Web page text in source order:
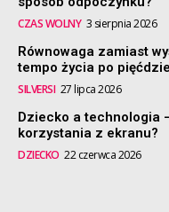
CZAS WOLNY 3 sierpnia 2026
Równowaga zamiast
tempo życia po
SILVERSI 27 lipca 2026
Dziecko a technologia
korzystania z ekranu?
DZIECKO 22 czerwca 2026